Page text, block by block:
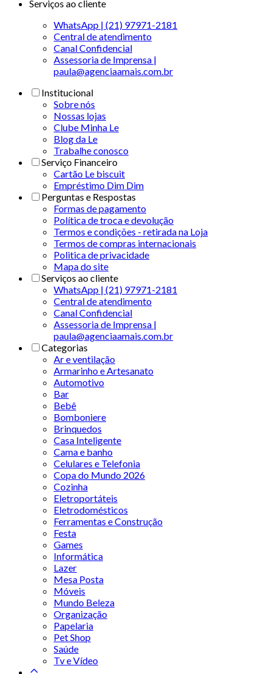
Serviços ao cliente
WhatsApp | (21) 97971-2181
Central de atendimento
Canal Confidencial
Assessoria de Imprensa |
paula@agenciaamais.com.br
Institucional
Sobre nós
Nossas lojas
Clube Minha Le
Blog da Le
Trabalhe conosco
Serviço Financeiro
Cartão Le biscuit
Empréstimo Dim Dim
Perguntas e Respostas
Formas de pagamento
Política de troca e devolução
Termos e condições - retirada na Loja
Termos de compras internacionais
Politica de privacidade
Mapa do site
Serviços ao cliente
WhatsApp | (21) 97971-2181
Central de atendimento
Canal Confidencial
Assessoria de Imprensa |
paula@agenciaamais.com.br
Categorias
Ar e ventilação
Armarinho e Artesanato
Automotivo
Bar
Bebê
Bomboniere
Brinquedos
Casa Inteligente
Cama e banho
Celulares e Telefonia
Copa do Mundo 2026
Cozinha
Eletroportáteis
Eletrodomésticos
Ferramentas e Construção
Festa
Games
Informática
Lazer
Mesa Posta
Móveis
Mundo Beleza
Organização
Papelaria
Pet Shop
Saúde
Tv e Vídeo